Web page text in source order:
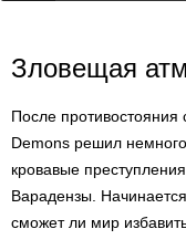
Зловещая
После противостояния
Demons решил
кровавые
Варадензы.
сможет ли мир